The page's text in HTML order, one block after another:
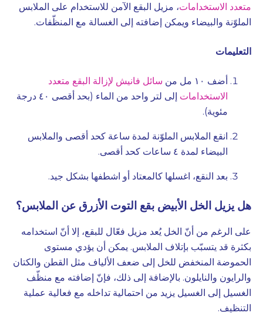
متعدد الاستخدامات، مزيل البقع الآمن للاستخدام على الملابس
الملوّنة والبيضاء ويمكن إضافته إلى الغسالة مع المنظّفات.
التعليمات
أضف ١٠ مل من
سائل فانيش لإزالة البقع متعدد
الاستخدامات
إلى لتر واحد من الماء (بحد أقصى ٤٠ درجة
مئوية).
انقع الملابس الملوّنة لمدة ساعة كحد أقصى والملابس
البيضاء لمدة ٤ ساعات كحد أقصى.
بعد النقع، اغسلها كالمعتاد أو اشطفها بشكل جيد.
هل يزيل الخل الأبيض بقع التوت الأزرق عن الملابس؟
على الرغم من أنّ الخل يُعد مزيل فعّال للبقع، إلا أنّ استخدامه
بكثرة قد يتسبّب بإتلاف الملابس. يمكن أن يؤدي مستوى
الحموضة المنخفض للخل إلى ضعف الألياف مثل القطن والكتان
والرايون والنايلون. بالإضافة إلى ذلك، فإنّ إضافته مع منظّف
الغسيل إلى الغسيل يزيد من احتمالية تداخله مع فعالية عملية
التنظيف.